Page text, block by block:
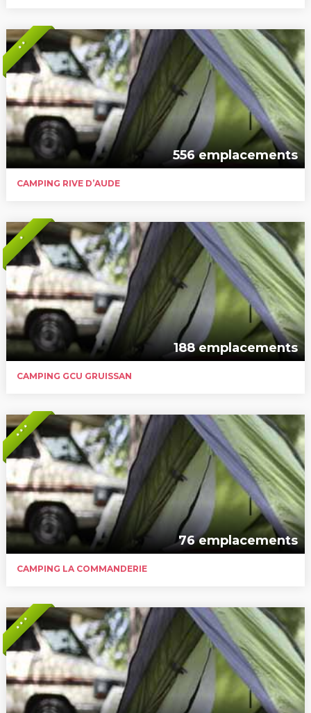
* *
556 emplacements
CAMPING RIVE D’AUDE
*
188 emplacements
CAMPING GCU GRUISSAN
* * *
76 emplacements
CAMPING LA COMMANDERIE
* * *